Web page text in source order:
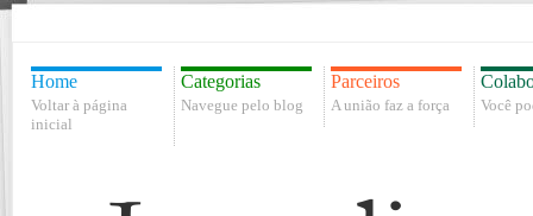
Home
Voltar à página
inicial
Categorias
Navegue pelo blog
Parceiros
A união faz a força Você